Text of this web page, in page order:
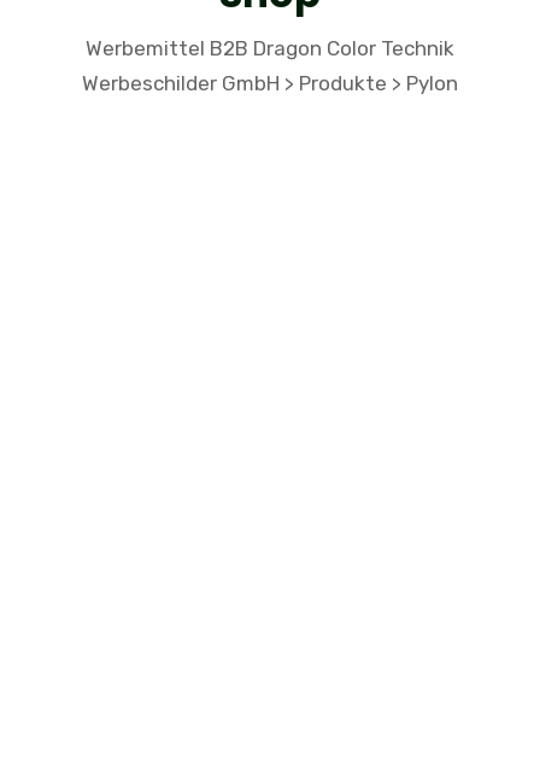
Werbemittel B2B Dragon Color Technik
Werbeschilder GmbH > Produkte > Pylon